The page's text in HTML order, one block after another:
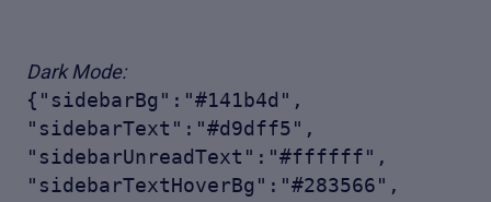
Dark Mode:
{"sidebarBg":"#141b4d",
"sidebarText":"#d9dff5",
"sidebarUnreadText":"#ffffff",
"sidebarTextHoverBg":"#283566",